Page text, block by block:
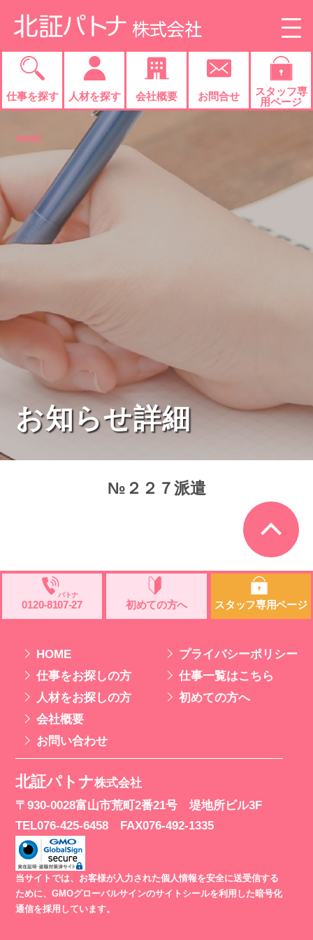
content
仕事を探す 人材を探す 会社概要 お問合せ
スタッフ専
用ページ
HOME
お知らせ詳細
№２２７派遣
0120-8107-27 初めての方へ スタッフ専用ページ
北証パトナ株式会社
〒930-0028富山市荒町2番21号 堤地所ビル3F
TEL076-425-6458
FAX076-492-1335
当サイトでは、お客様が入力された個人情報を安全に送受信する
ために、GMOグローバルサインのサイトシールを利用した暗号化
通信を採用しています。
HOME
仕事をお探しの方
人材をお探しの方
会社概要
お問い合わせ
プライバシーポリシー
仕事一覧はこちら
初めての方へ